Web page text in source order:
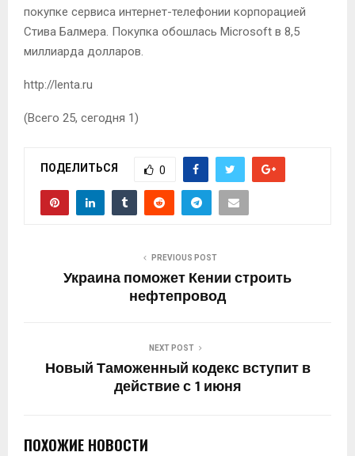
покупке сервиса интернет-телефонии корпорацией
Стива Балмера. Покупка обошлась Microsoft в 8,5
миллиарда долларов.
http://lenta.ru
(Всего 25, сегодня 1)
ПОДЕЛИТЬСЯ 0
PREVIOUS POST
Украина поможет Кении строить
нефтепровод
NEXT POST
Новый Таможенный кодекс вступит в
действие с 1 июня
ПОХОЖИЕ НОВОСТИ